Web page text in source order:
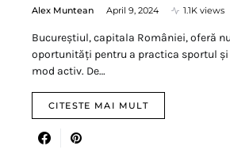
Alex Muntean April 9, 2024 1.1K views
Bucureștiul, capitala României, oferă
oportunități pentru a practica sportul
mod activ. De…
CITESTE MAI MULT